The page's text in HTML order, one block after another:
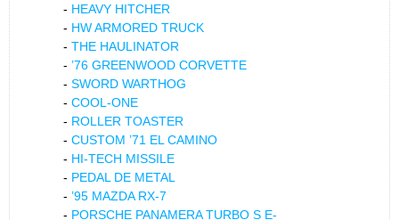
HEAVY HITCHER
HW ARMORED TRUCK
THE HAULINATOR
’76 GREENWOOD CORVETTE
SWORD WARTHOG
COOL-ONE
ROLLER TOASTER
CUSTOM ’71 EL CAMINO
HI-TECH MISSILE
PEDAL DE METAL
’95 MAZDA RX-7
PORSCHE PANAMERA TURBO S E-